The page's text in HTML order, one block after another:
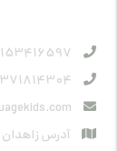
آدرس زاهدان